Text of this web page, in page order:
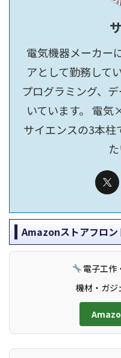
電気機器メーカー
アとして勤務して
プログラミング、
いています。 電
サイエンスの3本
Amazonストアフロン
電子工作
機材・ガジ